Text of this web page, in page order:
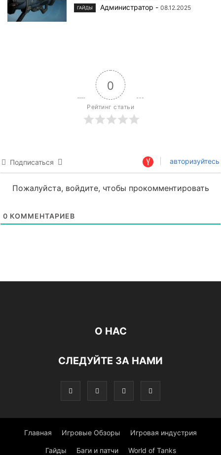
ГАЙДЫ Администратор - 08.12.2025
0
Рейтинг статьи
Подписаться авторизуйтесь
Пожалуйста, войдите, чтобы прокомментировать
0 КОММЕНТАРИЕВ
О НАС
СЛЕДУЙТЕ ЗА НАМИ
Главная Игровые Обзоры Игровая индустрия
Гайды Баги и патчи World of Tanks